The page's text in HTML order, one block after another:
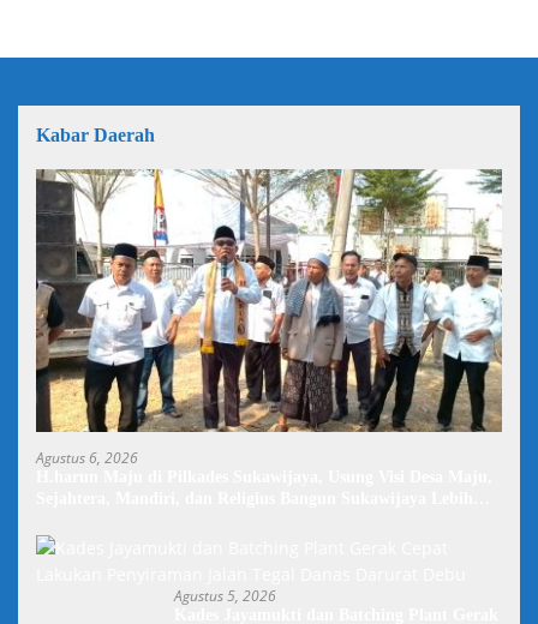
Kabar Daerah
Agustus 6, 2026
Agustus 5, 2026